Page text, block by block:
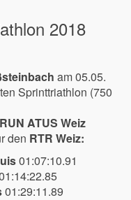
2018
am 05.05.
Sprinttriathlon (750
ATUS Weiz
den RTR Weiz:
01:07:10.91
01:29:11.89